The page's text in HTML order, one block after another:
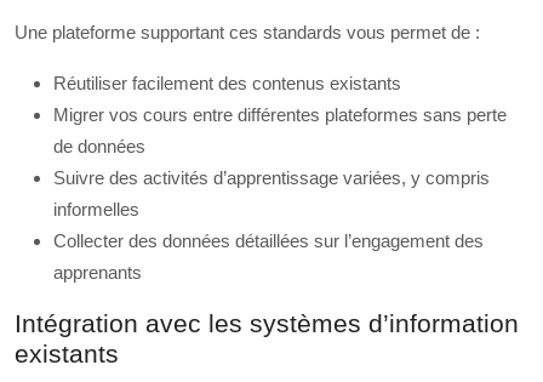
Une plateforme supportant ces standards vous permet de :
Réutiliser facilement des contenus existants
Migrer vos cours entre différentes plateformes sans perte
de données
Suivre des activités d’apprentissage variées, y compris
informelles
Collecter des données détaillées sur l’engagement des
apprenants
Intégration avec les systèmes d’information
existants